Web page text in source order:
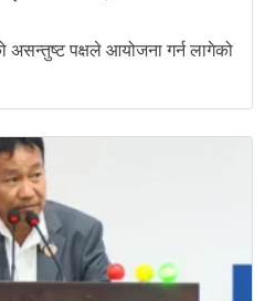
असन्तुष्ट पक्षले आयोजना गर्न लागेको